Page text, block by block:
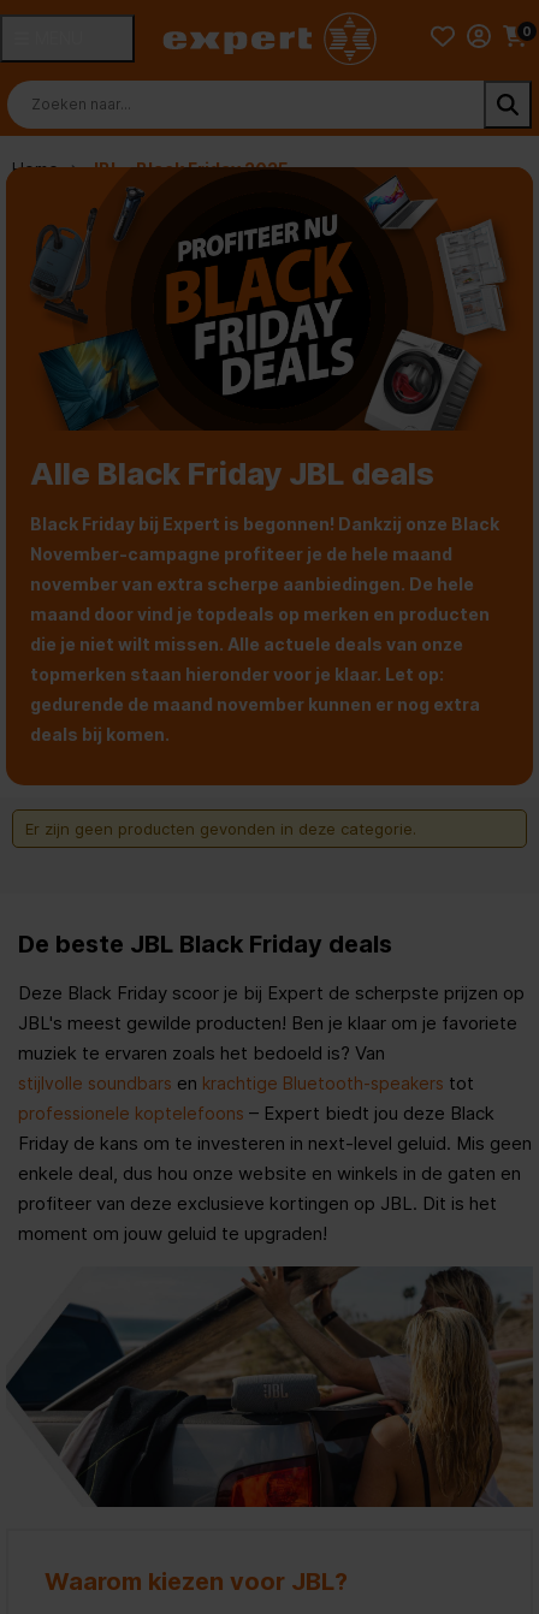
0
Home JBL - Black Friday 2025
Alle Black Friday JBL deals
Black Friday bij Expert is begonnen! Dankzij onze Black
November-campagne profiteer je de hele maand
november van extra scherpe aanbiedingen. De hele
maand door vind je topdeals op merken en producten
die je niet wilt missen. Alle actuele deals van onze
topmerken staan hieronder voor je klaar. Let op:
gedurende de maand november kunnen er nog extra
deals bij komen.
Er zijn geen producten gevonden in deze categorie.
De beste JBL Black Friday deals
Deze Black Friday scoor je bij Expert de scherpste prijzen op
JBL's meest gewilde producten! Ben je klaar om je favoriete
muziek te ervaren zoals het bedoeld is? Van
stijlvolle soundbars en krachtige Bluetooth-speakers tot
professionele koptelefoons – Expert biedt jou deze Black
Friday de kans om te investeren in next-level geluid. Mis geen
enkele deal, dus hou onze website en winkels in de gaten en
profiteer van deze exclusieve kortingen op JBL. Dit is het
moment om jouw geluid te upgraden!
Waarom kiezen voor JBL?